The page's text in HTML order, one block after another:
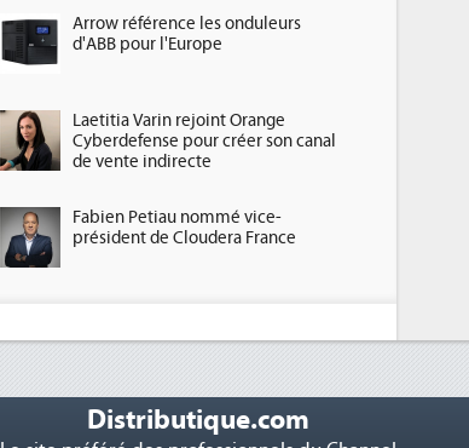
Arrow référence les onduleurs
d'ABB pour l'Europe
Laetitia Varin rejoint Orange
Cyberdefense pour créer son canal
de vente indirecte
Fabien Petiau nommé vice-
président de Cloudera France
Distributique.com